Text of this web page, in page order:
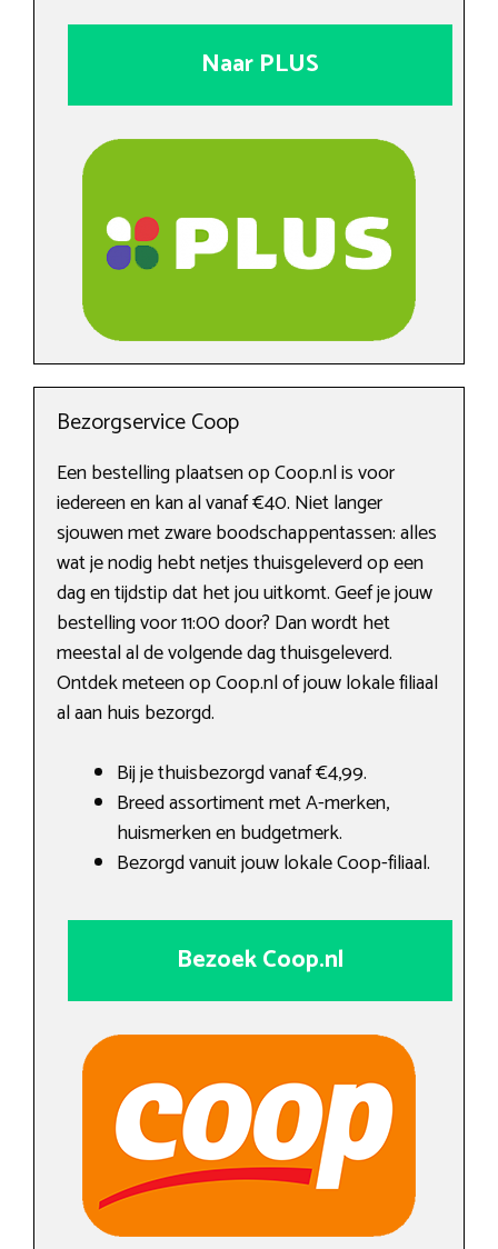
Naar PLUS
Bezorgservice Coop
Een bestelling plaatsen op Coop.nl is voor
iedereen en kan al vanaf €40. Niet langer
sjouwen met zware boodschappentassen: alles
wat je nodig hebt netjes thuisgeleverd op een
dag en tijdstip dat het jou uitkomt. Geef je jouw
bestelling voor 11:00 door? Dan wordt het
meestal al de volgende dag thuisgeleverd.
Ontdek meteen op Coop.nl of jouw lokale filiaal
al aan huis bezorgd.
Bij je thuisbezorgd vanaf €4,99.
Breed assortiment met A-merken,
huismerken en budgetmerk.
Bezorgd vanuit jouw lokale Coop-filiaal.
Bezoek Coop.nl